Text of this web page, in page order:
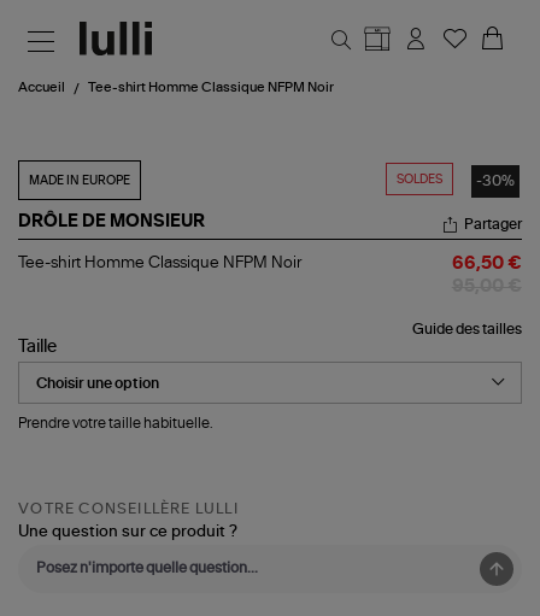
Accueil Tee-shirt Homme Classique NFPM Noir
SOLDES -30%
MADE IN EUROPE
DRÔLE DE MONSIEUR
Tee-
NFPM
Noir
Partager
Tee-shirt Homme Classique NFPM Noir 66,50 €
Guide des tailles
Taille
Prendre votre taille habituelle.
VOTRE CONSEILLÈRE LULLI
Une question sur ce produit ?